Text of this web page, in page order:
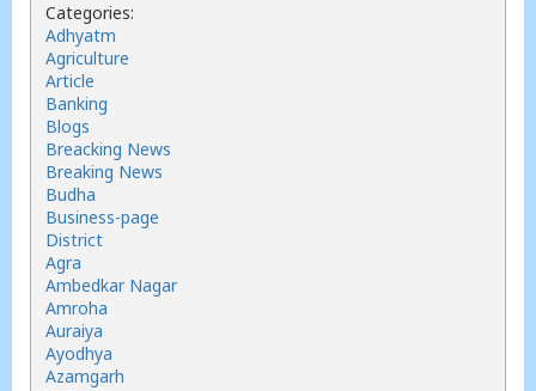
Categories:
Adhyatm
Agriculture
Article
Banking
Blogs
Breacking News
Breaking News
Budha
Business-page
District
Agra
Ambedkar Nagar
Amroha
Auraiya
Ayodhya
Azamgarh